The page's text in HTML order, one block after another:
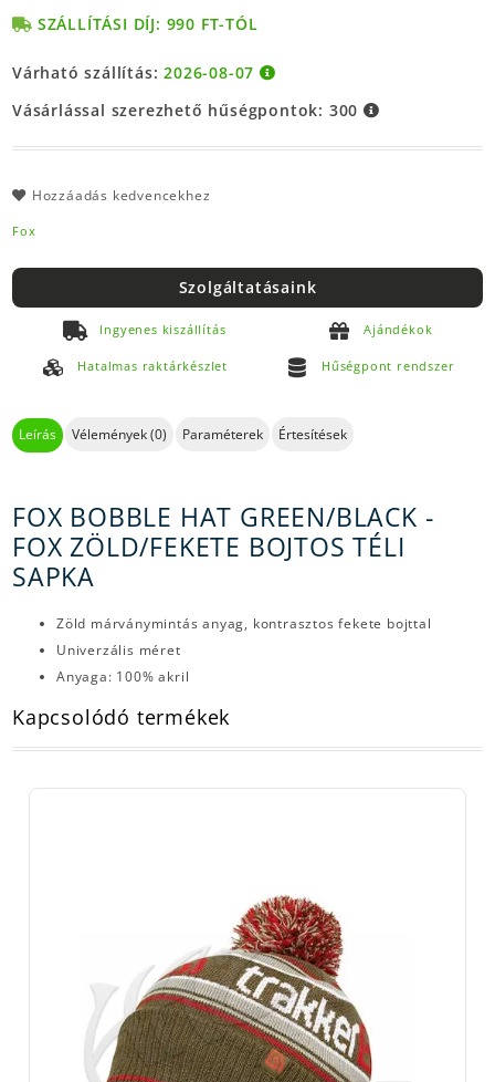
SZÁLLÍTÁSI DÍJ: 990 FT-TÓL
Várható szállítás:2026-08-07
Vásárlással szerezhető hűségpontok: 300
Hozzáadás kedvencekhez
Fox
Szolgáltatásaink
Ingyenes kiszállítás Ajándékok
Hatalmas raktárkészlet Hűségpont rendszer
Leírás Vélemények (0) Paraméterek Értesítések
FOX BOBBLE HAT GREEN/BLACK -
FOX ZÖLD/FEKETE BOJTOS TÉLI
SAPKA
Zöld márványmintás anyag, kontrasztos fekete bojttal
Univerzális méret
Anyaga: 100% akril
Kapcsolódó termékek